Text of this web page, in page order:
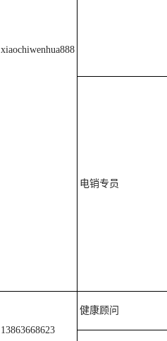
xiaochiwenhua888
电销专员
13863668623
健康顾问